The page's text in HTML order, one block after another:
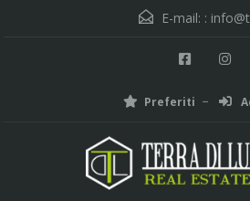
E-mail: :
Preferiti